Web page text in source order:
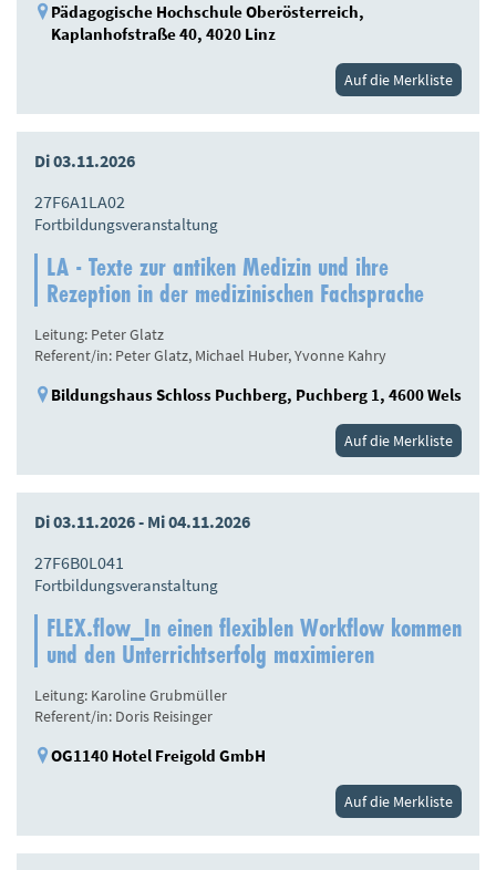
Pädagogische Hochschule Oberösterreich,
Kaplanhofstraße 40, 4020 Linz
Auf die Merkliste
Di 03.11.2026
27F6A1LA02
Fortbildungsveranstaltung
LA - Texte zur antiken Medizin und ihre
Rezeption in der medizinischen Fachsprache
Leitung: Peter Glatz
Referent/in: Peter Glatz, Michael Huber, Yvonne Kahry
Bildungshaus Schloss Puchberg, Puchberg 1, 4600 Wels
Auf die Merkliste
Di 03.11.2026 - Mi 04.11.2026
27F6B0L041
Fortbildungsveranstaltung
FLEX.flow_In einen flexiblen Workflow kommen
und den Unterrichtserfolg maximieren
Leitung: Karoline Grubmüller
Referent/in: Doris Reisinger
OG1140 Hotel Freigold GmbH
Auf die Merkliste